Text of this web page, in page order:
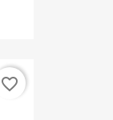
favorite_border